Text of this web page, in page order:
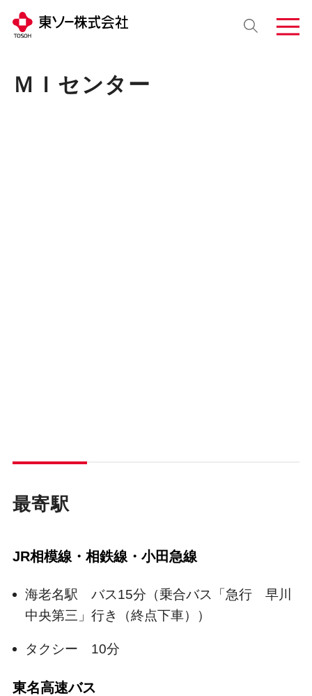
ＭＩセンター
最寄駅
JR相模線・相鉄線・小田急線
海老名駅 バス15分（乗合バス「急行 早川
中央第三」行き（終点下車））
タクシー 10分
東名高速バス